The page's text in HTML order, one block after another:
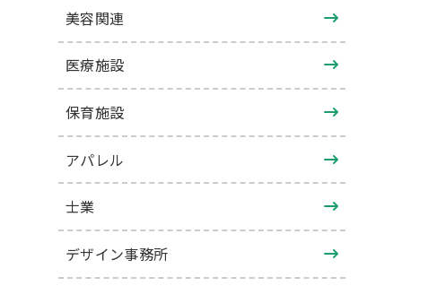
美容関連
医療施設
保育施設
アパレル
士業
デザイン事務所